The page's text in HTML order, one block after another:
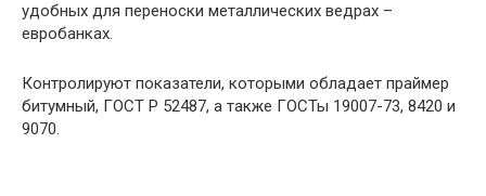
удобных для переноски металлических ведрах –
евробанках.
Контролируют показатели, которыми обладает праймер
битумный, ГОСТ Р 52487, а также ГОСТы 19007-73, 8420 и
9070.